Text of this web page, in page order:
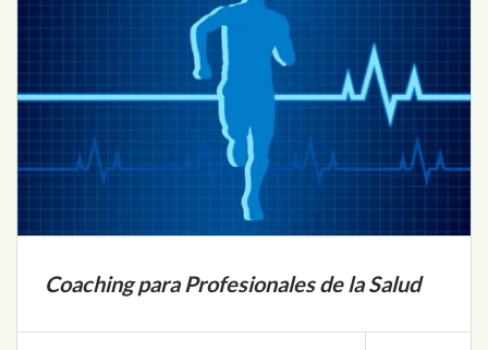
Coaching para Profesionales de la Salud